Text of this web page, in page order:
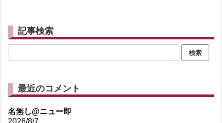
記事検索
最近のコメント
名無し@ニュー即
2026/8/7